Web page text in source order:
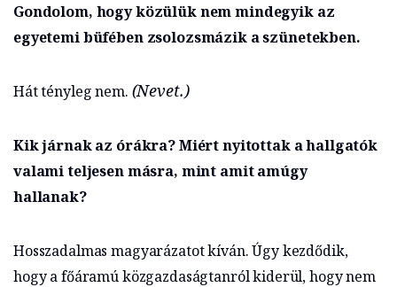
Gondolom, hogy közülük nem mindegyik az
egyetemi büfében zsolozsmázik a szünetekben.
Hát tényleg nem. (Nevet.)
Kik járnak az órákra? Miért nyitottak a hallgatók
valami teljesen másra, mint amit amúgy
hallanak?
Hosszadalmas magyarázatot kíván. Úgy kezdődik,
hogy a főáramú közgazdaságtanról kiderül, hogy nem